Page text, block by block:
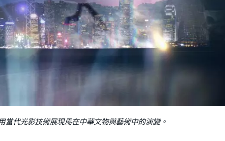
當代光影技術展現馬在中華文物與藝術中的演變。